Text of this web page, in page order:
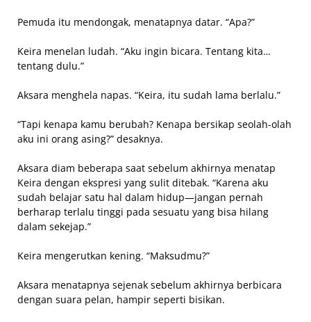
Pemuda itu mendongak, menatapnya datar. “Apa?”
Keira menelan ludah. “Aku ingin bicara. Tentang kita…
tentang dulu.”
Aksara menghela napas. “Keira, itu sudah lama berlalu.”
“Tapi kenapa kamu berubah? Kenapa bersikap seolah-olah
aku ini orang asing?” desaknya.
Aksara diam beberapa saat sebelum akhirnya menatap
Keira dengan ekspresi yang sulit ditebak. “Karena aku
sudah belajar satu hal dalam hidup—jangan pernah
berharap terlalu tinggi pada sesuatu yang bisa hilang
dalam sekejap.”
Keira mengerutkan kening. “Maksudmu?”
Aksara menatapnya sejenak sebelum akhirnya berbicara
dengan suara pelan, hampir seperti bisikan.